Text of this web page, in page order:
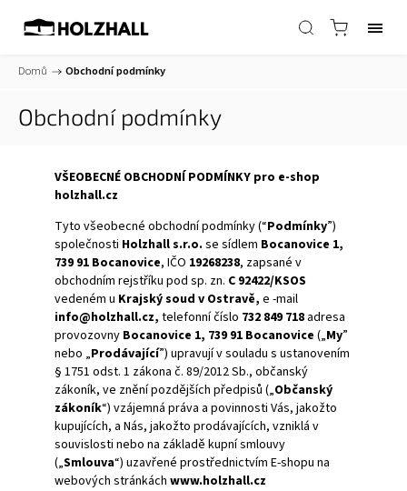
Domů / Obchodní podmínky
Obchodní podmínky
VŠEOBECNÉ OBCHODNÍ PODMÍNKY pro e-shop
holzhall.cz
Tyto všeobecné obchodní podmínky (“Podmínky”)
společnosti Holzhall s.r.o. se sídlem Bocanovice 1,
739 91 Bocanovice, IČO 19268238, zapsané v
obchodním rejstříku pod sp. zn. C 92422/KSOS
vedeném u Krajský soud v Ostravě, e -mail
info@holzhall.cz, telefonní číslo 732 849 718 adresa
provozovny Bocanovice 1, 739 91 Bocanovice („My”
nebo „Prodávající”) upravují v souladu s ustanovením
§ 1751 odst. 1 zákona č. 89/2012 Sb., občanský
zákoník, ve znění pozdějších předpisů („Občanský
zákoník“) vzájemná práva a povinnosti Vás, jakožto
kupujících, a Nás, jakožto prodávajících, vzniklá v
souvislosti nebo na základě kupní smlouvy
(„Smlouva“) uzavřené prostřednictvím E-shopu na
webových stránkách www.holzhall.cz